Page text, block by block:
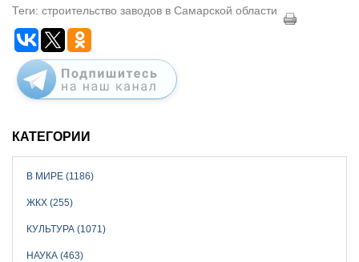
Теги: строительство заводов в Самарской области
КАТЕГОРИИ
В МИРЕ (1186)
ЖКХ (255)
КУЛЬТУРА (1071)
НАУКА (463)